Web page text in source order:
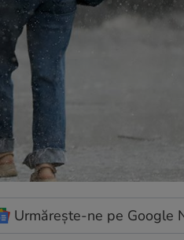
Urmărește-ne pe Google